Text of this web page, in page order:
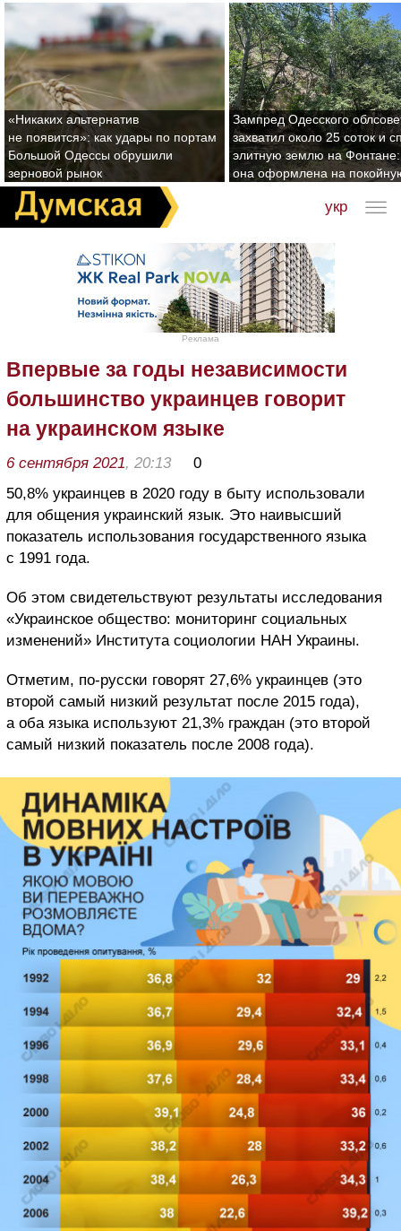
«Никаких альтернатив
не появится»: как удары по портам
Большой Одессы обрушили
зерновой рынок
Зампред Одесского
захватил около 25 соток и
элитную землю на Фонтане:
она оформлена на
укр
Реклама
Впервые за годы независимости
большинство украинцев говорит
на украинском языке
6 сентября 2021, 20:13
0
50,8% украинцев в 2020 году в быту использовали
для общения украинский язык. Это наивысший
показатель использования государственного языка
с 1991 года.
Об этом свидетельствуют результаты исследования
«Украинское общество: мониторинг социальных
изменений» Института социологии НАН Украины.
Отметим, по-русски говорят 27,6% украинцев (это
второй самый низкий результат после 2015 года),
а оба языка используют 21,3% граждан (это второй
самый низкий показатель после 2008 года).